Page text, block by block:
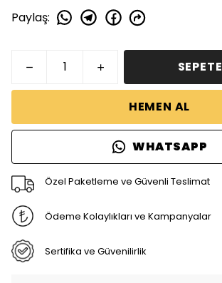
Paylaş:
HEMEN AL
WHATSAPP
Özel Paketleme ve Güvenli Teslimat
Ödeme Kolaylıkları ve Kampanyalar
Sertifika ve Güvenilirlik